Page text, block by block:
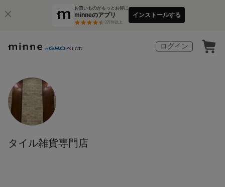
お買いものがもっとお得に
minneのアプリ
3万件以上
インストールする
ログイン
タイル雑貨専門店